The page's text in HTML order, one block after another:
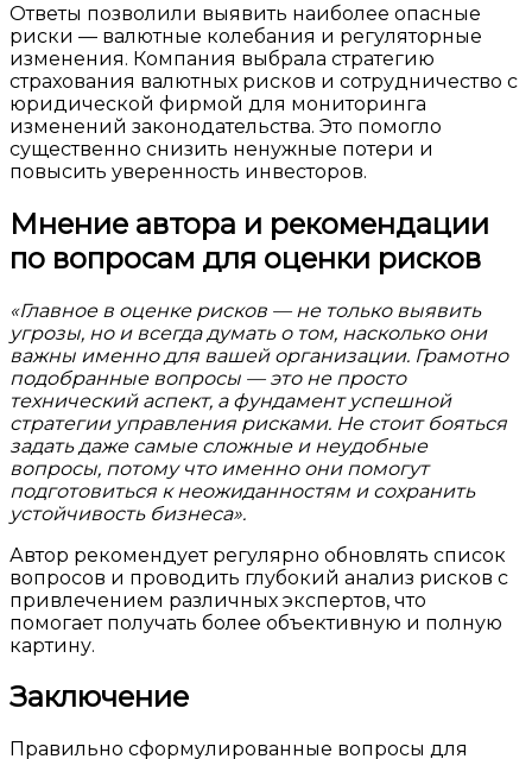
Ответы позволили выявить наиболее опасные
риски — валютные колебания и регуляторные
изменения. Компания выбрала стратегию
страхования валютных рисков и сотрудничество с
юридической фирмой для мониторинга
изменений законодательства. Это помогло
существенно снизить ненужные потери и
повысить уверенность инвесторов.
Мнение автора и рекомендации
по вопросам для оценки рисков
«Главное в оценке рисков — не только выявить
угрозы, но и всегда думать о том, насколько они
важны именно для вашей организации. Грамотно
подобранные вопросы — это не просто
технический аспект, а фундамент успешной
стратегии управления рисками. Не стоит бояться
задать даже самые сложные и неудобные
вопросы, потому что именно они помогут
подготовиться к неожиданностям и сохранить
устойчивость бизнеса».
Автор рекомендует регулярно обновлять список
вопросов и проводить глубокий анализ рисков с
привлечением различных экспертов, что
помогает получать более объективную и полную
картину.
Заключение
Правильно сформулированные вопросы для